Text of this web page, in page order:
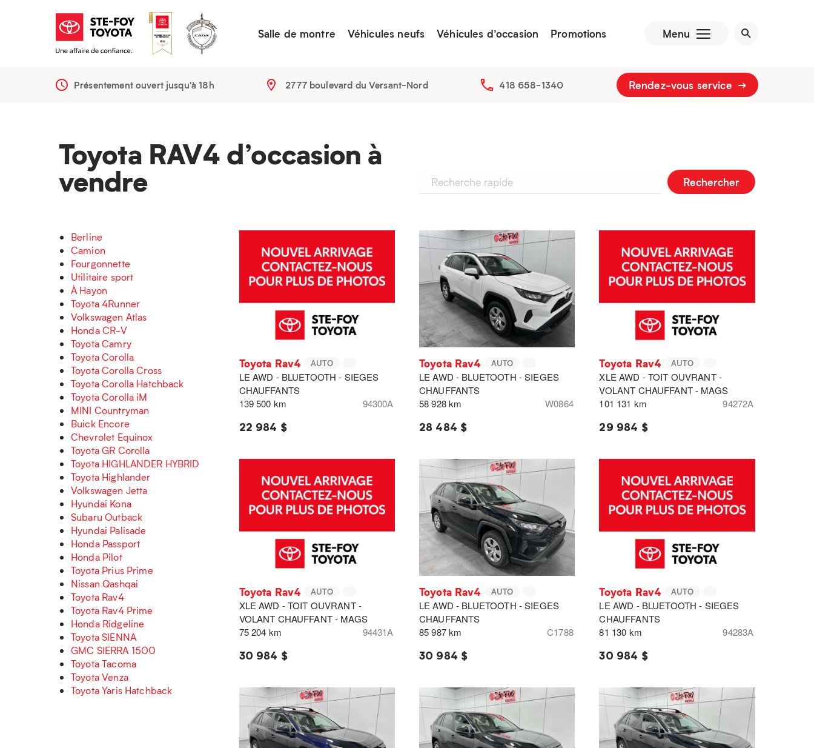
Salle de montre Véhicules neufs Véhicules d’occasion Promotions Menu
Présentement ouvert jusqu'à 18h 2777 boulevard du Versant-Nord 418 658-1340 Rendez-vous service
Toyota RAV4 d’occasion à
vendre Rechercher
Berline
Camion
Fourgonnette
Utilitaire sport
À Hayon
Toyota 4Runner
Volkswagen Atlas
Honda CR-V
Toyota Camry
Toyota Corolla
Toyota Corolla Cross
Toyota Corolla Hatchback
Toyota Corolla iM
MINI Countryman
Buick Encore
Chevrolet Equinox
Toyota GR Corolla
Toyota HIGHLANDER HYBRID
Toyota Highlander
Volkswagen Jetta
Hyundai Kona
Subaru Outback
Hyundai Palisade
Honda Passport
Honda Pilot
Toyota Prius Prime
Nissan Qashqai
Toyota Rav4
Toyota Rav4 Prime
Honda Ridgeline
Toyota SIENNA
GMC SIERRA 1500
Toyota Tacoma
Toyota Venza
Toyota Yaris Hatchback
Toyota Rav4 AUTO
LE AWD - BLUETOOTH - SIEGES
CHAUFFANTS
139 500 km
94300A
22 984 $
Toyota Rav4 AUTO
LE AWD - BLUETOOTH - SIEGES
CHAUFFANTS
58 928 km
W0864
28 484 $
Toyota Rav4 AUTO
XLE AWD - TOIT OUVRANT -
VOLANT CHAUFFANT - MAGS
101 131 km
94272A
29 984 $
Toyota Rav4 AUTO
XLE AWD - TOIT OUVRANT -
VOLANT CHAUFFANT - MAGS
75 204 km
94431A
30 984 $
Toyota Rav4 AUTO
LE AWD - BLUETOOTH - SIEGES
CHAUFFANTS
85 987 km
C1788
30 984 $
Toyota Rav4 AUTO
LE AWD - BLUETOOTH - SIEGES
CHAUFFANTS
81 130 km
94283A
30 984 $